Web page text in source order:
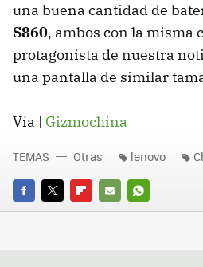
una buena cantidad de
S860, ambos con la misma
protagonista de nuestra
una pantalla de similar
Vía | Gizmochina
FACEBOOK
TWITTERFLIPBOARD
E-
WHATSAPP
TEMAS Otras lenovo